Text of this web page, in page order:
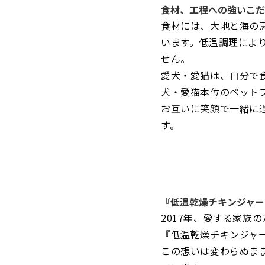
食材、工程への強いこ
食材には、大地と海の
います。低温調理によ
せん。
愛犬・愛猫は、自分で
犬・愛猫本位のペット
お互いに笑顔で一緒に
す。
『低温乾燥チキンジャ
2017年、愛する家族
『低温乾燥チキンジャ
この想いは変わらぬま